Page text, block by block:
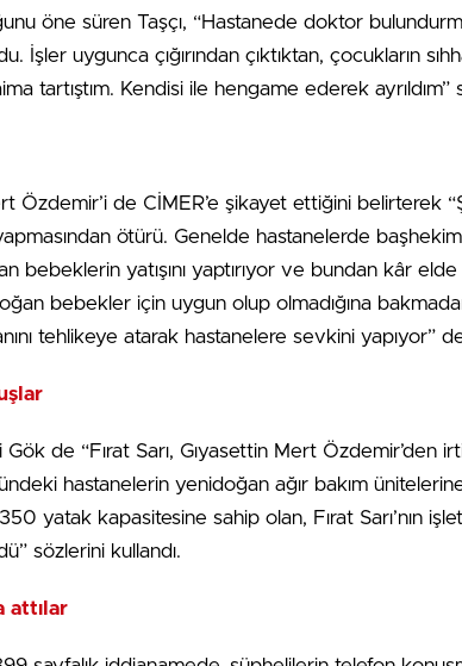
öne süren Taşçı, “Hastanede doktor
İşler uygunca çığırından çıktıktan, çocukların
tartıştım. Kendisi ile hengame ederek ayrıldım”
Özdemir’i de CİMER’e şikayet ettiğini belirterek
ötürü. Genelde hastanelerde
bebeklerin yatışını yaptırıyor ve bundan kâr
bebekler için uygun olup olmadığına
tehlikeye atarak hastanelere sevkini yapıyor”
de “Fırat Sarı, Gıyasettin Mert Özdemir’den
hastanelerin yenidoğan ağır bakım
yatak kapasitesine sahip olan, Fırat Sarı’nın
sözlerini kullandı.
attılar